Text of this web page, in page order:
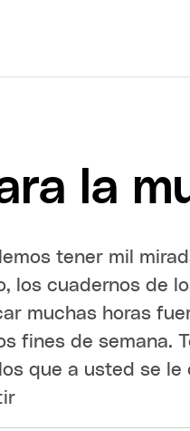
la
tener mil
los cuadernos de
muchas horas
fines de semana.
que a usted se le